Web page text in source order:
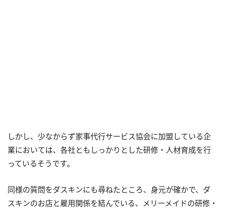
しかし、少なからず家事代行サービス協会に加盟している企
業においては、各社ともしっかりとした研修・人材育成を行
っているそうです。
同様の質問をダスキンにも尋ねたところ、身元が確かで、ダ
スキンのお店と雇用関係を結んでいる、メリーメイドの研修・